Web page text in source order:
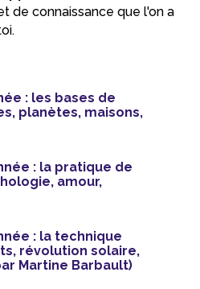
de connaissance que l'on a
: les bases de
planètes, maisons,
: la pratique de
amour,
: la technique
révolution solaire,
Martine Barbault)